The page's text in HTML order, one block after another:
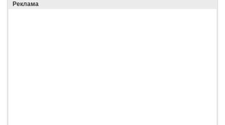
Реклама